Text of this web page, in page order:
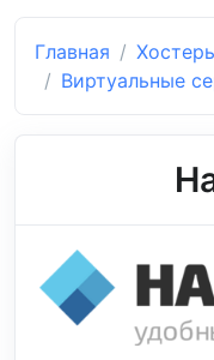
Главная
Виртуальные